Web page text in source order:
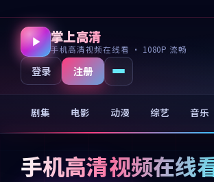
掌上高清
手机高清视频在线看 · 1080P 流畅
登录 注册
剧集 电影 动漫 综艺 音乐
手机高清视频在线